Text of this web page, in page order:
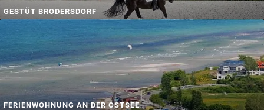
GESTÜT BRODERSDORF
FERIENWOHNUNG AN DER OSTSEE